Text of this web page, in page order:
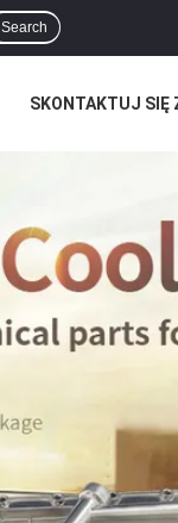
Search
SKONTAKTUJ SIĘ